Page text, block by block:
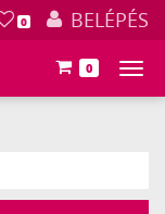
0 BELÉPÉS
0